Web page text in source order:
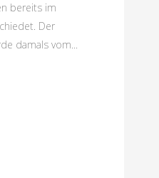
bereits im
Der
damals vom...